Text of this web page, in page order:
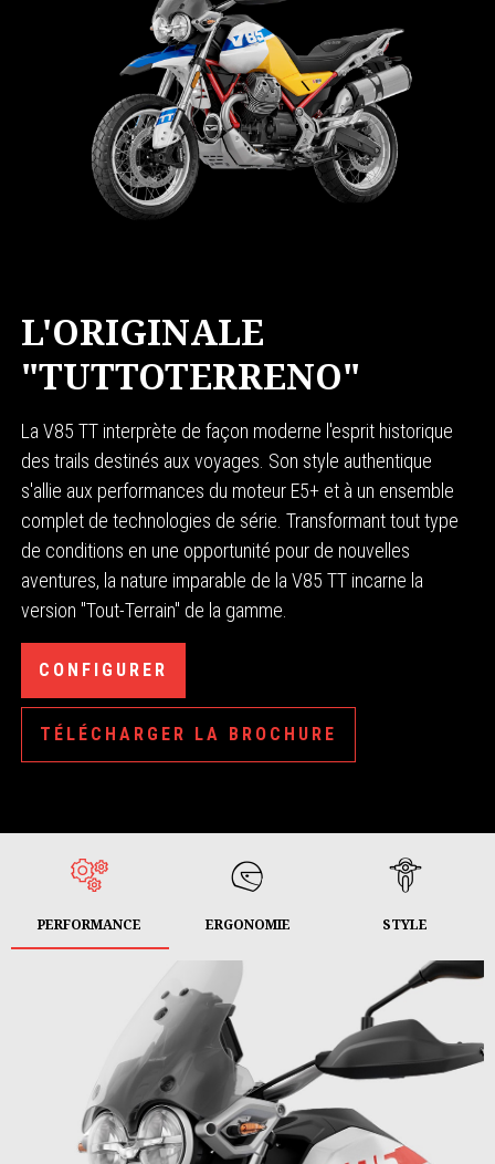
L'ORIGINALE
"TUTTOTERRENO"
La V85 TT interprète de façon moderne l'esprit historique
des trails destinés aux voyages. Son style authentique
s'allie aux performances du moteur E5+ et à un ensemble
complet de technologies de série. Transformant tout type
de conditions en une opportunité pour de nouvelles
aventures, la nature imparable de la V85 TT incarne la
version "Tout-Terrain" de la gamme.
CONFIGURER
TÉLÉCHARGER LA BROCHURE
PERFORMANCE ERGONOMIE STYLE